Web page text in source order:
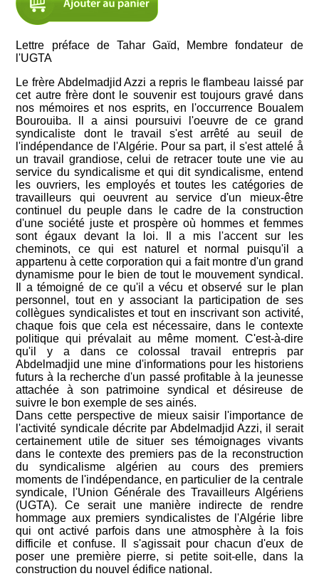
Lettre préface de Tahar Gaïd, Membre fondateur de
l'UGTA
Le frère Abdelmadjid Azzi a repris le flambeau laissé par
cet autre frère dont le souvenir est toujours gravé dans
nos mémoires et nos esprits, en l'occurrence Boualem
Bourouiba. ll a ainsi poursuivi l'oeuvre de ce grand
syndicaliste dont le travail s'est arrêté au seuil de
l'indépendance de l'Algérie. Pour sa part, il s'est attelé å
un travail grandiose, celui de retracer toute une vie au
service du syndicalisme et qui dit syndicalisme, entend
les ouvriers, les employés et toutes les catégories de
travailleurs qui oeuvrent au service d'un mieux-être
continuel du peuple dans le cadre de la construction
d'une société juste et prospère où hommes et femmes
sont égaux devant la loi. Il a mis l'accent sur les
cheminots, ce qui est naturel et normal puisqu'il a
appartenu à cette corporation qui a fait montre d'un grand
dynamisme pour le bien de tout le mouvement syndical.
Il a témoigné de ce qu'il a vécu et observé sur le plan
personnel, tout en y associant la participation de ses
collègues syndicalistes et tout en inscrivant son activité,
chaque fois que cela est nécessaire, dans le contexte
politique qui prévalait au même moment. C'est-à-dire
qu'il y a dans ce colossal travail entrepris par
Abdelmadjid une mine d'informations pour les historiens
futurs à la recherche d'un passé profitable à la jeunesse
attachée à son patrimoine syndical et désireuse de
suivre le bon exemple de ses ainés.
Dans cette perspective de mieux saisir l'importance de
l'activité syndicale décrite par Abdelmadjid Azzi, il serait
certainement utile de situer ses témoignages vivants
dans le contexte des premiers pas de la reconstruction
du syndicalisme algérien au cours des premiers
moments de l'indépendance, en particulier de la centrale
syndicale, l'Union Générale des Travailleurs Algériens
(UGTA). Ce serait une manière indirecte de rendre
hommage aux premiers syndicalistes de l'Algérie libre
qui ont activé parfois dans une atmosphère à la fois
difficile et confuse. Il s'agissait pour chacun d'eux de
poser une première pierre, si petite soit-elle, dans la
construction du nouvel édifice national.